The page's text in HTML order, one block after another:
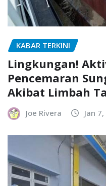
KABAR TERKINI
Lingkungan!
Pencemaran
Akibat Limbah
Joe Rivera Jan